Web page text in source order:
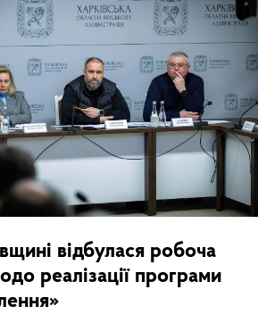
відбулася робоча
реалізації програми